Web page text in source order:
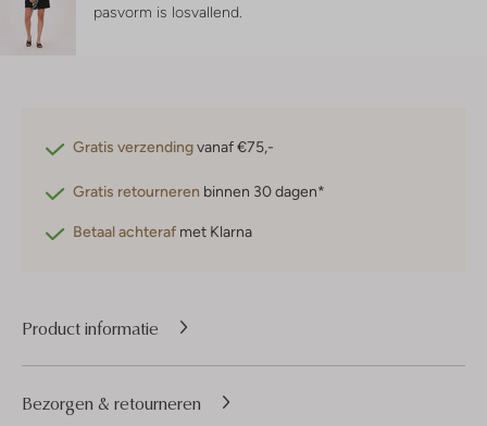
pasvorm is losvallend
Gratis verzendingvanaf €75,-
Gratis retourneren binnen 30 dagen*
Betaal achteraf met Klarna
Product informatie
Bezorgen & retourneren